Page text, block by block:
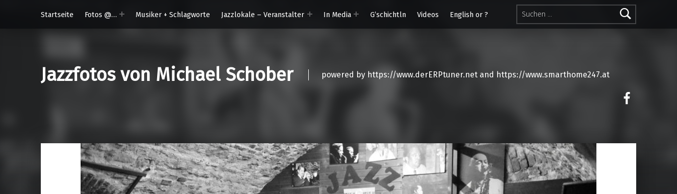
Suchen nach:
Startseite
Fotos @… Musiker + Schlagworte Jazzlokale – Veranstalter In Media G’schichtln Videos English or ?
Jazzfotos von Michael Schober powered by https://www.derERPtuner.net and https://www.smarthome247.at